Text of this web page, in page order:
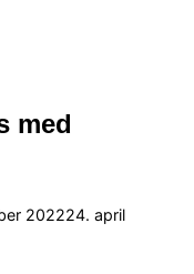
med
202224. april